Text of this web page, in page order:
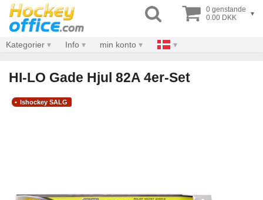
0 genstande
0.00 DKK
▾
Kategorier Info min konto
HI-LO Gade Hjul 82A 4er-Set
Ishockey SALG